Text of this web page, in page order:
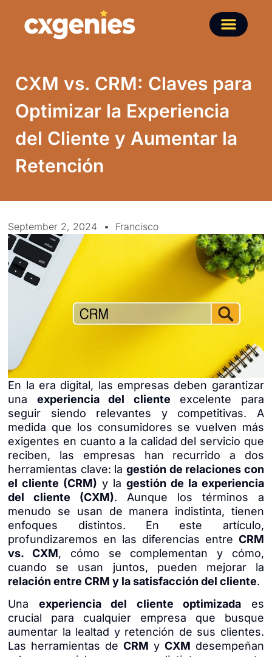
CXM vs. CRM: Claves para
Optimizar la Experiencia
del Cliente y Aumentar la
Retención
September 2, 2024 Francisco
En la era digital, las empresas deben garantizar
una experiencia del cliente excelente para
seguir siendo relevantes y competitivas. A
medida que los consumidores se vuelven más
exigentes en cuanto a la calidad del servicio que
reciben, las empresas han recurrido a dos
herramientas clave: la gestión de relaciones con
el cliente (CRM) y la gestión de la experiencia
del cliente (CXM). Aunque los términos a
menudo se usan de manera indistinta, tienen
enfoques distintos. En este artículo,
profundizaremos en las diferencias entre CRM
vs. CXM, cómo se complementan y cómo,
cuando se usan juntos, pueden mejorar la
relación entre CRM y la satisfacción del cliente.
Una experiencia del cliente optimizada es
crucial para cualquier empresa que busque
aumentar la lealtad y retención de sus clientes.
Las herramientas de CRM y CXM desempeñan